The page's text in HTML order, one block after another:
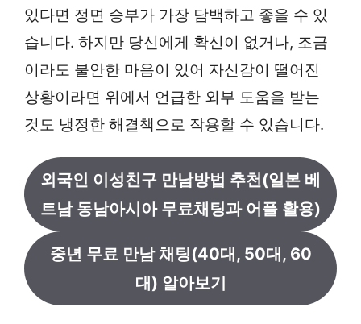
있다면 정면 승부가 가장 담백하고 좋을 수 있
습니다. 하지만 당신에게 확신이 없거나, 조금
이라도 불안한 마음이 있어 자신감이 떨어진
상황이라면 위에서 언급한 외부 도움을 받는
것도 냉정한 해결책으로 작용할 수 있습니다.
외국인 이성친구 만남방법 추천(일본 베
트남 동남아시아 무료채팅과 어플 활용)
중년 무료 만남 채팅(40대, 50대, 60
대) 알아보기